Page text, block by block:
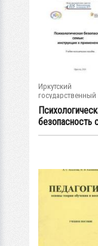
Иркутский
государственный
университет
безопасность
инструкция к...